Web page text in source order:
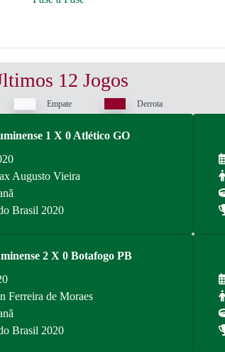
12 Jogos
Empate Derrota
1 X 0 Atlético GO
Augusto Vieira
Brasil 2020
2 X 0 Botafogo PB
Ferreira de Moraes
Brasil 2020